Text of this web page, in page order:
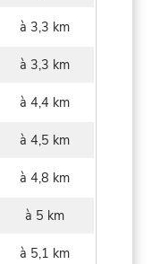
à 3,3 km
à 3,3 km
à 4,4 km
à 4,5 km
à 4,8 km
à 5 km
à 5,1 km